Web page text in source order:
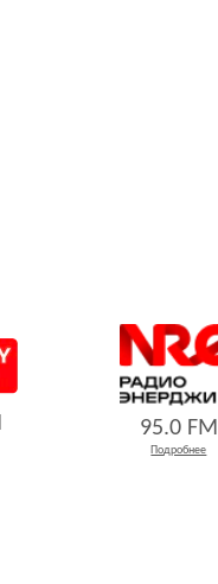
95.0 FM
Подробнее